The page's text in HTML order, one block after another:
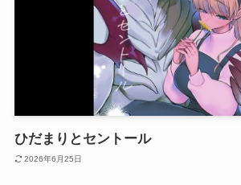
ひだまりとセントール
2026年6月25日